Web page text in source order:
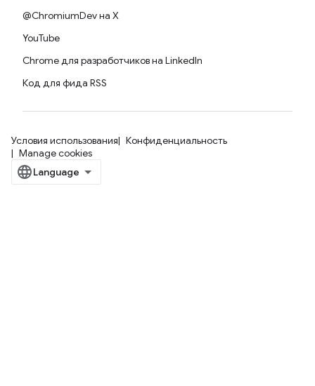
@ChromiumDev на X
YouTube
Chrome для разработчиков на LinkedIn
Код для фида RSS
Условия использования
Конфиденциальность
Manage cookies